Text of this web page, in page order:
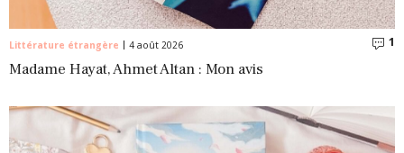
Littérature étrangère 4 août 2026 1
Madame Hayat, Ahmet Altan : Mon avis